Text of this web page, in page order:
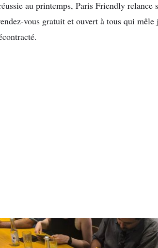
au printemps, Paris Friendly relance
vous gratuit et ouvert à tous qui mêle